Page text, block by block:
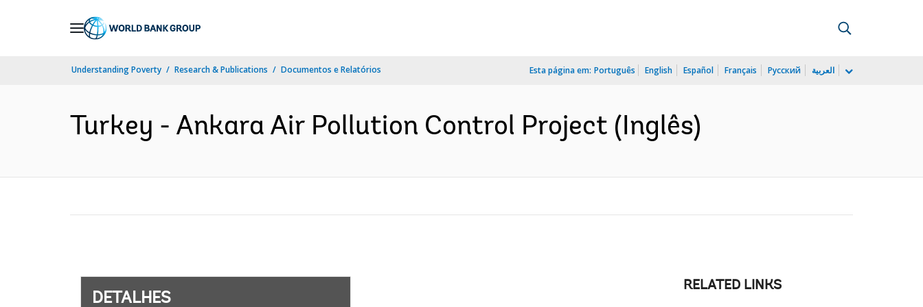
Understanding Poverty Research & Publications Documentos e Relatórios Esta página em: Português English Español Français Русский العربية
Turkey - Ankara Air Pollution Control Project (Inglês)
DETALHES
RELATED LINKS